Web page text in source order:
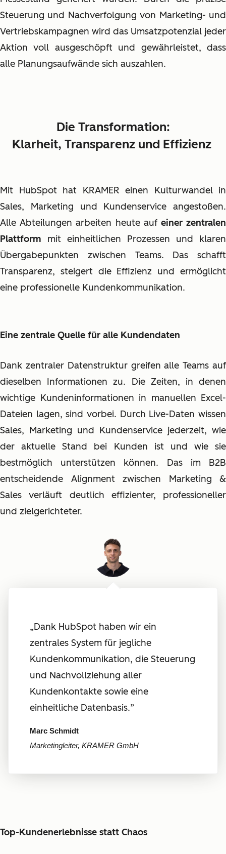
Steuerung und Nachverfolgung von Marketing- und
Vertriebskampagnen wird das Umsatzpotenzial jeder
Aktion voll ausgeschöpft und gewährleistet, dass
alle Planungsaufwände sich auszahlen.
Die Transformation:
Klarheit, Transparenz und Effizienz
Mit HubSpot hat KRAMER einen Kulturwandel in
Sales, Marketing und Kundenservice angestoßen.
Alle Abteilungen arbeiten heute auf einer zentralen
Plattform mit einheitlichen Prozessen und klaren
Übergabepunkten zwischen Teams. Das schafft
Transparenz, steigert die Effizienz und ermöglicht
eine professionelle Kundenkommunikation.
Eine zentrale Quelle für alle Kundendaten
Dank zentraler Datenstruktur greifen alle Teams auf
dieselben Informationen zu. Die Zeiten, in denen
wichtige Kundeninformationen in manuellen Excel-
Dateien lagen, sind vorbei. Durch Live-Daten wissen
Sales, Marketing und Kundenservice jederzeit, wie
der aktuelle Stand bei Kunden ist und wie sie
bestmöglich unterstützen können. Das im B2B
entscheidende Alignment zwischen Marketing &
Sales verläuft deutlich effizienter, professioneller
und zielgerichteter.
„Dank HubSpot haben wir ein
zentrales System für jegliche
Kundenkommunikation, die Steuerung
und Nachvollziehung aller
Kundenkontakte sowie eine
einheitliche Datenbasis.”
Marc Schmidt
Marketingleiter, KRAMER GmbH
Top-Kundenerlebnisse statt Chaos